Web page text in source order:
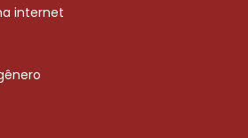
internet